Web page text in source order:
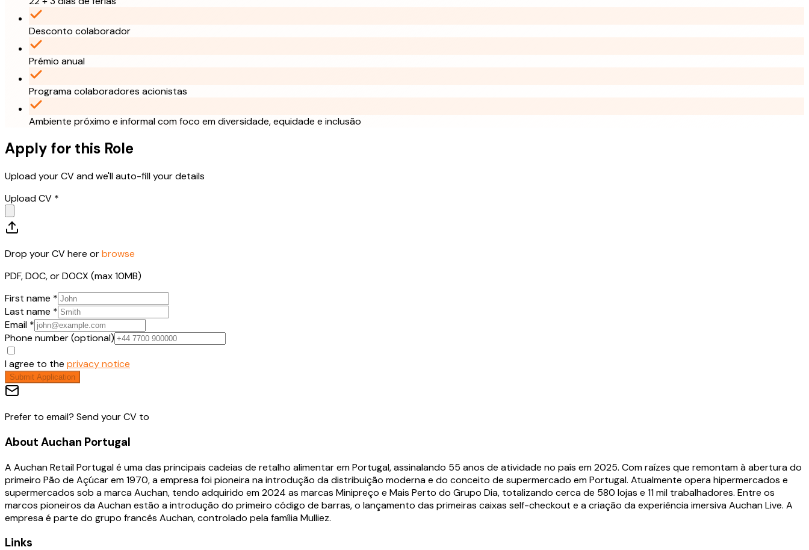
Desconto colaborador
Prémio anual
Programa colaboradores acionistas
Ambiente próximo e informal com foco em diversidade, equidade e inclusão
Apply for this Role
Upload your CV and we'll auto-fill your details
Upload CV *
Drop your CV here orbrowse
PDF, DOC, or DOCX (max 10MB)
First name *
Last name *
Email *
Phone number (optional)
I agree to the privacy notice
Submit Application
Prefer to email? Send your CV to
About Auchan Portugal
A Auchan Retail Portugal é uma das principais cadeias de retalho alimentar em Portugal, assinalando 55 anos de atividade no país em 2025. Com raízes que remontam à abertura do
primeiro Pão de Açúcar em 1970, a empresa foi pioneira na introdução da distribuição moderna e do conceito de supermercado em Portugal. Atualmente opera hipermercados e
supermercados sob a marca Auchan, tendo adquirido em 2024 as marcas Minipreço e Mais Perto do Grupo Dia, totalizando cerca de 580 lojas e 11 mil trabalhadores. Entre os
marcos pioneiros da Auchan estão a introdução do primeiro código de barras, o lançamento das primeiras caixas self-checkout e a criação da experiência imersiva Auchan Live. A
empresa é parte do grupo francês Auchan, controlado pela família Mulliez.
Links